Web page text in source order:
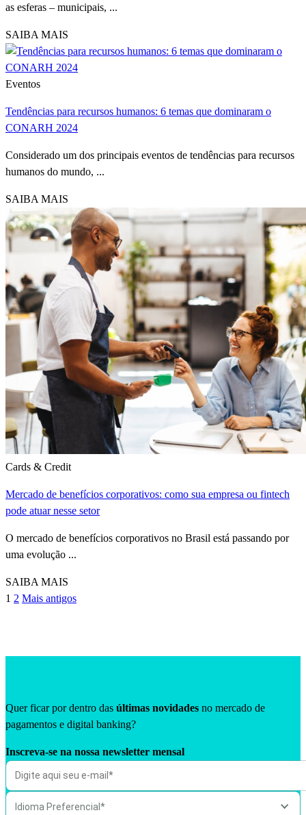
as esferas – municipais, ...
SAIBA MAIS
Eventos
Tendências para recursos humanos: 6 temas que dominaram o
CONARH 2024
Considerado um dos principais eventos de tendências para recursos
humanos do mundo, ...
SAIBA MAIS
Cards & Credit
Mercado de benefícios corporativos: como sua empresa ou fintech
pode atuar nesse setor
O mercado de benefícios corporativos no Brasil está passando por
uma evolução ...
SAIBA MAIS
1 2 Mais antigos
Quer ficar por dentro das últimas novidades no mercado de
pagamentos e digital banking?
Inscreva-se na nossa newsletter mensal